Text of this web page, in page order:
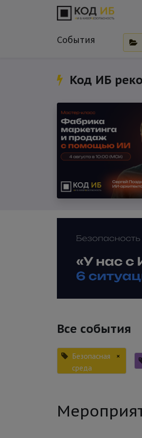
События
Код ИБ
Все события
Безопасная
среда
×